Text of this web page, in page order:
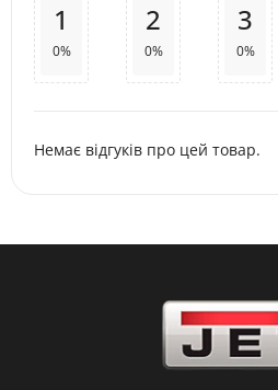
1
0%
2
0%
3
0%
Немає відгуків про цей товар.